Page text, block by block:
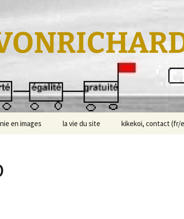
en images la vie du site kikekoi, contact (fr/